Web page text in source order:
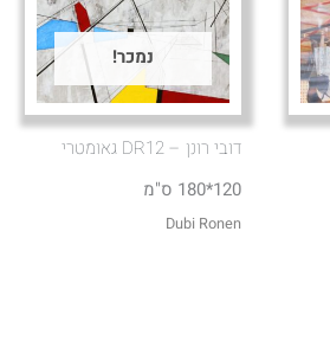
נמכר!
דובי רונן – DR12 גאומטרי
120*180 ס"מ
Dubi Ronen